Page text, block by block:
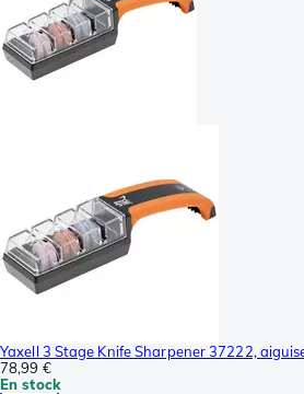
Yaxell 3 Stage Knife Sharpener 37222,
78,99 €
En stock